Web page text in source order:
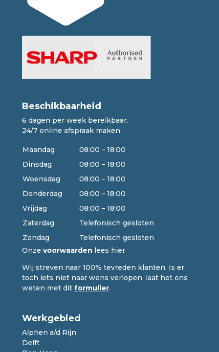
Beschikbaarheid
6 dagen per week bereikbaar.
24/7 online afspraak maken
Maandag
08:00 – 18:00
Dinsdag
08:00 – 18:00
Woensdag
08:00 – 18:00
Donderdag
08:00 – 18:00
Vrijdag
08:00 – 18:00
Zaterdag
Telefonisch gesloten
Zondag
Telefonisch gesloten
Onze voorwaarden lees hier
Wij streven naar 100% tevreden klanten. Is er
toch iets niet naar wens verlopen, laat het ons
weten met dit formulier.
Werkgebied
Alphen a/d Rijn
Delft